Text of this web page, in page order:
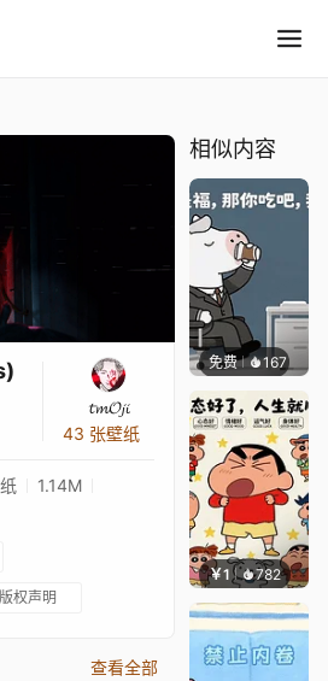
𝓽𝓶𝓞𝓳𝓲
43 张壁纸
1.14M
版权声明
查看全部
相似内容
免费 167渔小小
￥1 782渔小小